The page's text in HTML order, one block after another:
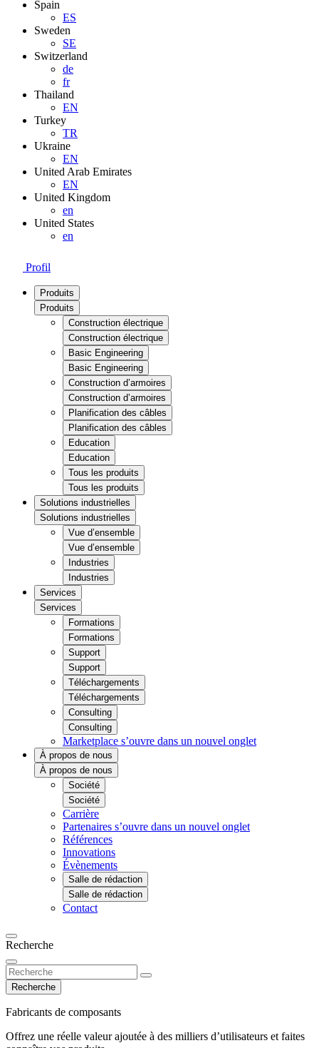
Spain
ES
Sweden
SE
Switzerland
de
fr
Thailand
EN
Turkey
TR
Ukraine
EN
United Arab Emirates
EN
United Kingdom
en
United States
en
Profil
Produits
Produits
Construction électrique
Construction électrique
Basic Engineering
Basic Engineering
Construction d’armoires
Construction d’armoires
Planification des câbles
Planification des câbles
Education
Education
Tous les produits
Tous les produits
Solutions industrielles
Solutions industrielles
Vue d’ensemble
Vue d’ensemble
Industries
Industries
Services
Services
Formations
Formations
Support
Support
Téléchargements
Téléchargements
Consulting
Consulting
Marketplace s’ouvre dans un nouvel onglet
À propos de nous
À propos de nous
Société
Société
Carrière
Partenaires s’ouvre dans un nouvel onglet
Références
Innovations
Évènements
Salle de rédaction
Salle de rédaction
Contact
Recherche
Recherche
Fabricants de composants
Offrez une réelle valeur ajoutée à des milliers d’utilisateurs et faites